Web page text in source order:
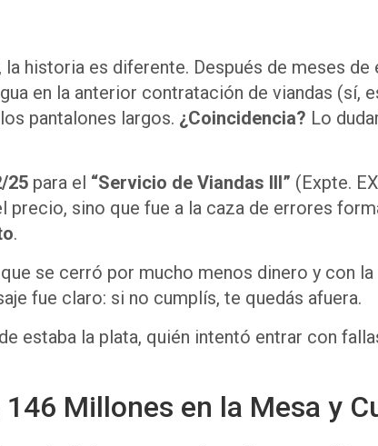
historia es diferente. Después de meses de
en la anterior contratación de viandas (sí,
pantalones largos. ¿Coincidencia? Lo
25 para el “Servicio de Viandas III” (Expte.
sino que fue a la caza de errores
.
se cerró por mucho menos dinero y con
fue claro: si no cumplís, te quedás afuera.
estaba la plata, quién intentó entrar con
Millones en la Mesa y